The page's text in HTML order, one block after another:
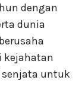
dengan
dunia
kejahatan
untuk